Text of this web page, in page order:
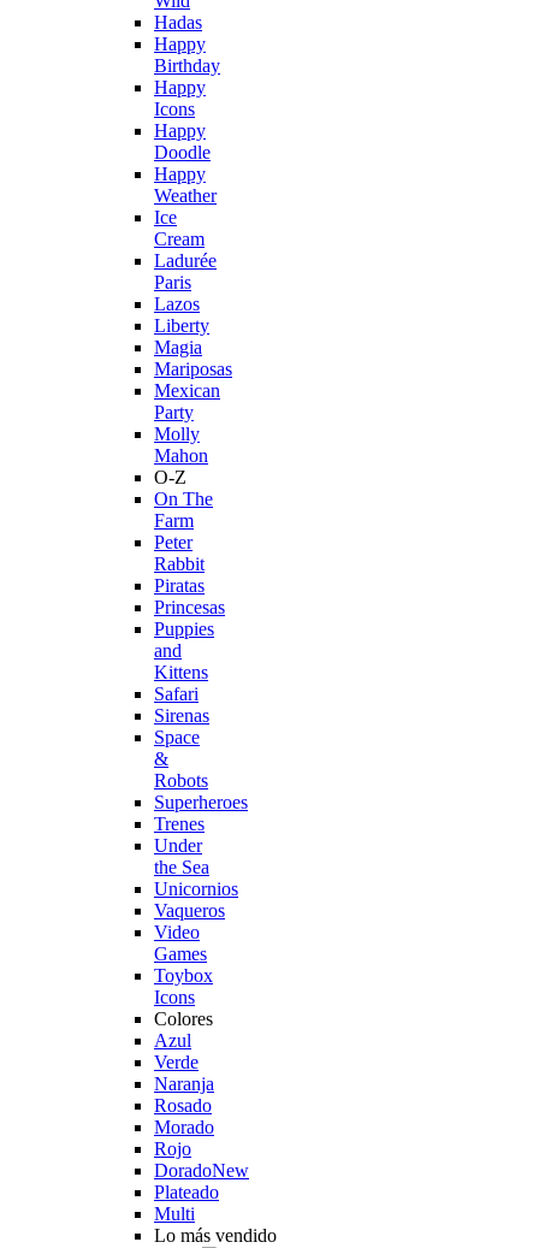
Hadas
Happy
Birthday
Happy
Icons
Happy
Doodle
Happy
Weather
Ice
Cream
Ladurée
Paris
Lazos
Liberty
Magia
Mariposas
Mexican
Party
Molly
Mahon
O-Z
On The
Farm
Peter
Rabbit
Piratas
Princesas
Puppies
and
Kittens
Safari
Sirenas
Space
&
Robots
Superheroes
Trenes
Under
the Sea
Unicornios
Vaqueros
Video
Games
Toybox
Icons
Colores
Azul
Verde
Naranja
Rosado
Morado
Rojo
DoradoNew
Plateado
Multi
Lo más vendido